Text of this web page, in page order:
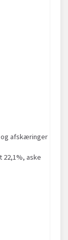
og afskæringer
22,1%, aske